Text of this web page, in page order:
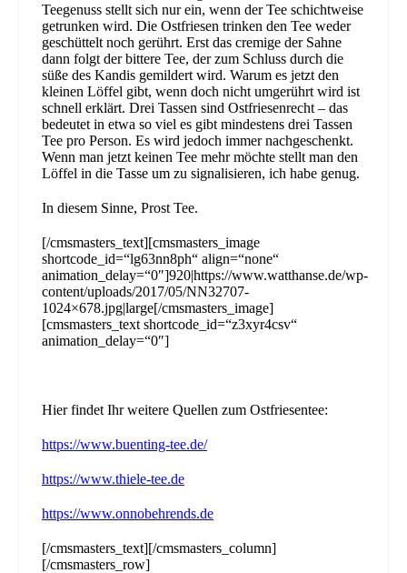
Teegenuss stellt sich nur ein, wenn der Tee schichtweise
getrunken wird. Die Ostfriesen trinken den Tee weder
geschüttelt noch gerührt. Erst das cremige der Sahne
dann folgt der bittere Tee, der zum Schluss durch die
süße des Kandis gemildert wird. Warum es jetzt den
kleinen Löffel gibt, wenn doch nicht umgerührt wird ist
schnell erklärt. Drei Tassen sind Ostfriesenrecht – das
bedeutet in etwa so viel es gibt mindestens drei Tassen
Tee pro Person. Es wird jedoch immer nachgeschenkt.
Wenn man jetzt keinen Tee mehr möchte stellt man den
Löffel in die Tasse um zu signalisieren, ich habe genug.
In diesem Sinne, Prost Tee.
[/cmsmasters_text][cmsmasters_image
shortcode_id=“lg63nn8ph“ align=“none“
animation_delay=“0″]920|https://www.watthanse.de/wp-
content/uploads/2017/05/NN32707-
1024×678.jpg|large[/cmsmasters_image]
[cmsmasters_text shortcode_id=“z3xyr4csv“
animation_delay=“0″]
Hier findet Ihr weitere Quellen zum Ostfriesentee:
https://www.buenting-tee.de/
https://www.thiele-tee.de
https://www.onnobehrends.de
[/cmsmasters_text][/cmsmasters_column]
[/cmsmasters_row]